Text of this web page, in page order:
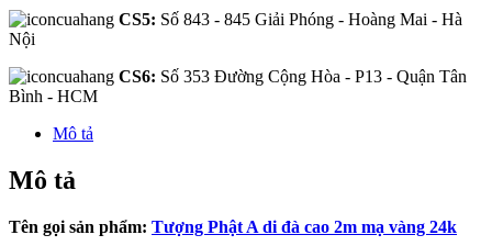
CS5: Số 843 - 845 Giải Phóng - Hoàng Mai - Hà
Nội
CS6: Số 353 Đường Cộng Hòa - P13 - Quận Tân
Bình - HCM
Mô tả
Mô tả
Tên gọi sản phẩm: Tượng Phật A di đà cao 2m mạ vàng 24k